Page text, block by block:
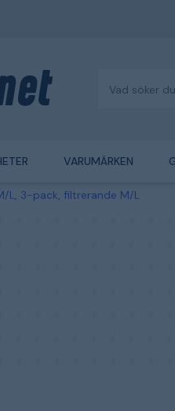
VARUMÄRKEN
L, 3-pack, filtrerande M/L